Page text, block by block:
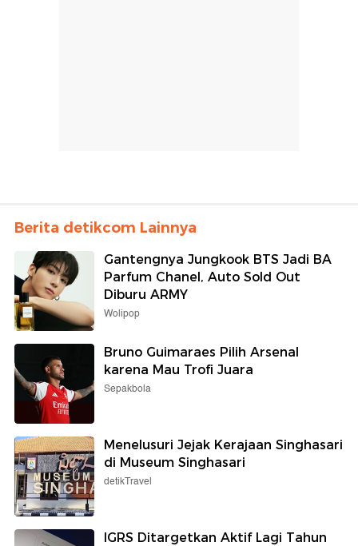
Berita detikcom Lainnya
Gantengnya Jungkook BTS Jadi BA
Parfum Chanel, Auto Sold Out
Diburu ARMY
Wolipop
Bruno Guimaraes Pilih Arsenal
karena Mau Trofi Juara
Sepakbola
Menelusuri Jejak Kerajaan Singhasari
di Museum Singhasari
detikTravel
IGRS Ditargetkan Aktif Lagi Tahun